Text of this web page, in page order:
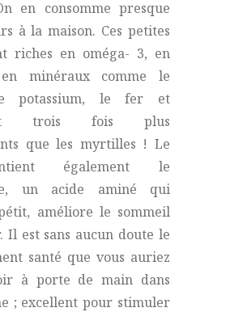
en consomme presque
à la maison. Ces petites
riches en oméga- 3, en
minéraux comme le
potassium, le fer et
trois fois plus
que les myrtilles ! Le
également le
un acide aminé qui
améliore le sommeil
Il est sans aucun doute le
santé que vous auriez
à porte de main dans
; excellent pour stimuler